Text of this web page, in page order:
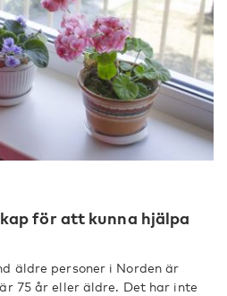
för att kunna hjälpa
äldre personer i Norden är
75 år eller äldre. Det har inte